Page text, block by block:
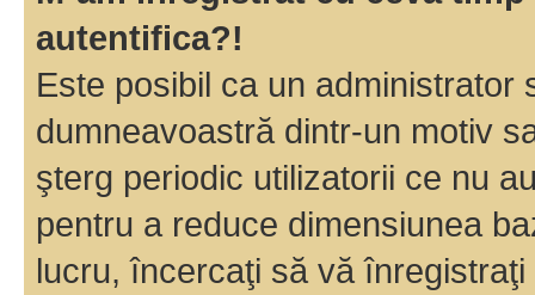
autentifica?!
Este posibil ca un
dumneavoastră dintr-un motiv
şterg periodic utilizatorii ce nu
pentru a reduce dimensiunea
lucru, încercaţi să vă